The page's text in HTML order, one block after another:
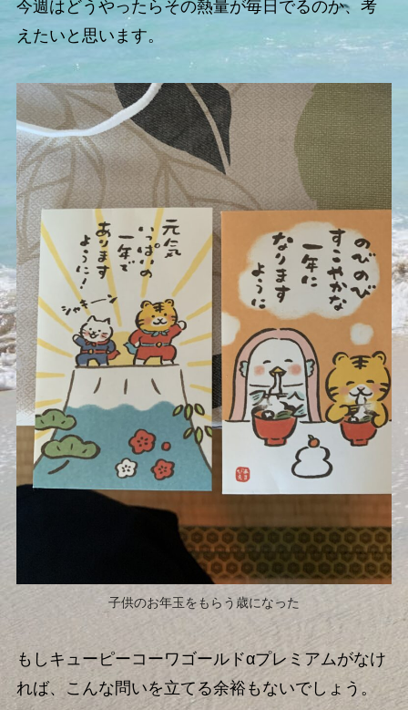
今週はどうやったらその熱量が毎日でるのか、考
えたいと思います。
子供のお年玉をもらう歳になった
もしキューピーコーワゴールドαプレミアムがなけ
れば、こんな問いを立てる余裕もないでしょう。